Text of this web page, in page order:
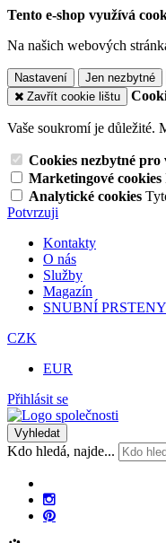
Tento e-shop využívá
Na našich webových
Nastavení Jen nezbytné
Zavřít cookie lištu
Vaše soukromí je důležité.
Cookies nezbytné pro
Marketingové cookies
Analytické cookies
Potvrzuji
Kontakty
O nás
Služby
Magazín
SNUBNÍ PRSTENY
CZK
EUR
Přihlásit se
Vyhledat
Kdo hledá, najde...